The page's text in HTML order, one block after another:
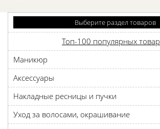
Выберите раздел товаров
Топ-100 популярных
Маникюр
Аксессуары
Накладные ресницы и пучки
Уход за волосами, окрашивание